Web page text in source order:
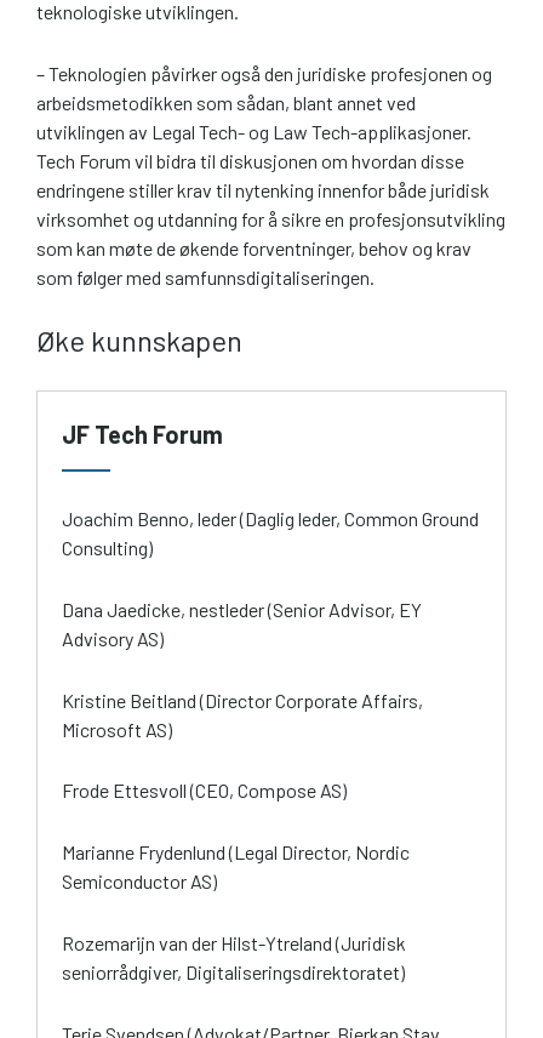
teknologiske utviklingen.
– Teknologien påvirker også den juridiske profesjonen og
arbeidsmetodikken som sådan, blant annet ved
utviklingen av Legal Tech- og Law Tech-applikasjoner.
Tech Forum vil bidra til diskusjonen om hvordan disse
endringene stiller krav til nytenking innenfor både juridisk
virksomhet og utdanning for å sikre en profesjonsutvikling
som kan møte de økende forventninger, behov og krav
som følger med samfunnsdigitaliseringen.
Øke kunnskapen
JF Tech Forum
Joachim Benno, leder (Daglig leder, Common Ground
Consulting)
Dana Jaedicke, nestleder (Senior Advisor, EY
Advisory AS)
Kristine Beitland (Director Corporate Affairs,
Microsoft AS)
Frode Ettesvoll (CEO, Compose AS)
Marianne Frydenlund (Legal Director, Nordic
Semiconductor AS)
Rozemarijn van der Hilst-Ytreland (Juridisk
seniorrådgiver, Digitaliseringsdirektoratet)